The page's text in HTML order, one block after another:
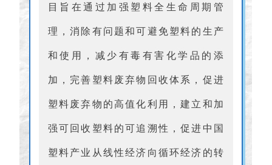
目旨在通过加强塑料全生命周期管
理，消除有问题和可避免塑料的生产
和使用，减少有毒有害化学品的添
加，完善塑料废弃物回收体系，促进
塑料废弃物的高值化利用，建立和加
强可回收塑料的可追溯性，促进中国
塑料产业从线性经济向循环经济的转